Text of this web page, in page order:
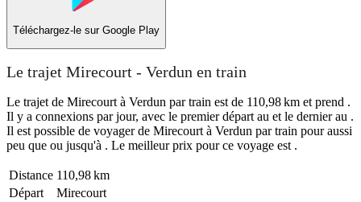
Téléchargez-le sur Google Play
Le trajet Mirecourt - Verdun en train
Le trajet de Mirecourt à Verdun par train est de 110,98 km et prend .
Il y a connexions par jour, avec le premier départ au et le dernier au .
Il est possible de voyager de Mirecourt à Verdun par train pour aussi
peu que ou jusqu'à . Le meilleur prix pour ce voyage est .
Distance 110,98 km
Départ
Mirecourt